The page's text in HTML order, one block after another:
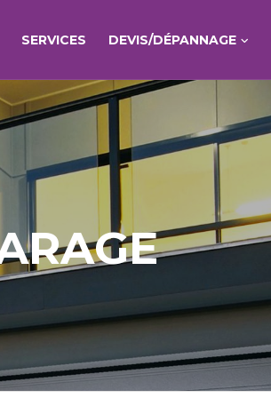
SERVICES DEVIS/DÉPANNAGE